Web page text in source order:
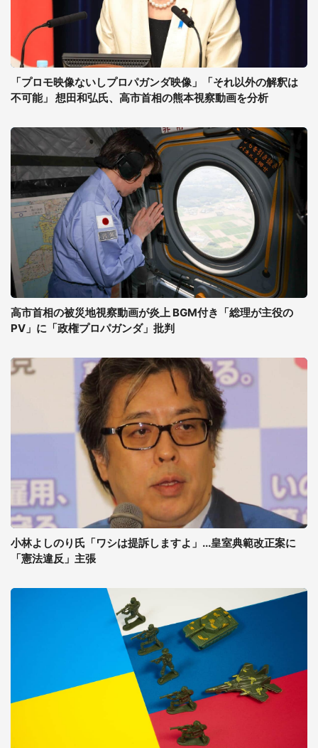
「プロモ映像ないしプロパガンダ映像」「それ以外の解釈は
不可能」 想田和弘氏、高市首相の熊本視察動画を分析
高市首相の被災地視察動画が炎上 BGM付き「総理が主役の
PV」に「政権プロパガンダ」批判
小林よしのり氏「ワシは提訴しますよ」...皇室典範改正案に
「憲法違反」主張